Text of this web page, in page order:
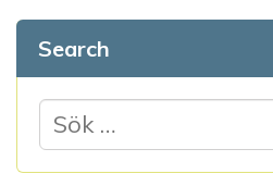
t
Search
ö